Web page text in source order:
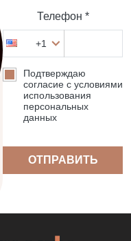
Телефон *
+1
Подтверждаю
согласие с условиями
использования
персональных
данных
ОТПРАВИТЬ